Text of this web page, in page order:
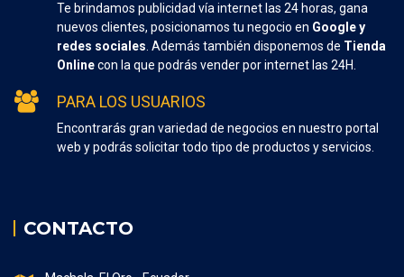
Te brindamos publicidad vía internet las 24 horas, gana
nuevos clientes, posicionamos tu negocio en Google y
redes sociales . Además también disponemos de Tienda
Onlinecon la que podrás vender por internet las 24H.
PARA LOS USUARIOS
Encontrarás gran variedad de negocios en nuestro portal
web y podrás solicitar todo tipo de productos y servicios.
CONTACTO